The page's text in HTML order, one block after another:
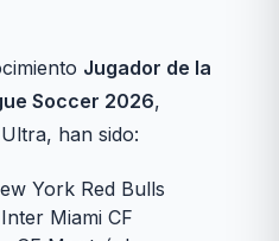
Jugador de la
Soccer 2026,
han sido:
York Red Bulls
Miami CF